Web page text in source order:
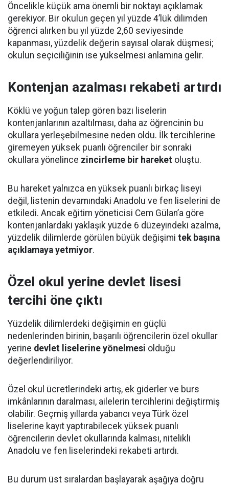
Öncelikle küçük ama önemli bir noktayı açıklamak
gerekiyor. Bir okulun geçen yıl yüzde 4’lük dilimden
öğrenci alırken bu yıl yüzde 2,60 seviyesinde
kapanması, yüzdelik değerin sayısal olarak düşmesi;
okulun seçiciliğinin ise yükselmesi anlamına gelir.
Kontenjan azalması rekabeti artırdı
Köklü ve yoğun talep gören bazı liselerin
kontenjanlarının azaltılması, daha az öğrencinin bu
okullara yerleşebilmesine neden oldu. İlk tercihlerine
giremeyen yüksek puanlı öğrenciler bir sonraki
okullara yönelince zincirleme bir hareket oluştu.
Bu hareket yalnızca en yüksek puanlı birkaç liseyi
değil, listenin devamındaki Anadolu ve fen liselerini de
etkiledi. Ancak eğitim yöneticisi Cem Gülan’a göre
kontenjanlardaki yaklaşık yüzde 6 düzeyindeki azalma,
yüzdelik dilimlerde görülen büyük değişimi tek başına
açıklamaya yetmiyor.
Özel okul yerine devlet lisesi
tercihi öne çıktı
Yüzdelik dilimlerdeki değişimin en güçlü
nedenlerinden birinin, başarılı öğrencilerin özel okullar
yerine devlet liselerine yönelmesi olduğu
değerlendiriliyor.
Özel okul ücretlerindeki artış, ek giderler ve burs
imkânlarının daralması, ailelerin tercihlerini değiştirmiş
olabilir. Geçmiş yıllarda yabancı veya Türk özel
liselerine kayıt yaptırabilecek yüksek puanlı
öğrencilerin devlet okullarında kalması, nitelikli
Anadolu ve fen liselerindeki rekabeti artırdı.
Bu durum üst sıralardan başlayarak aşağıya doğru